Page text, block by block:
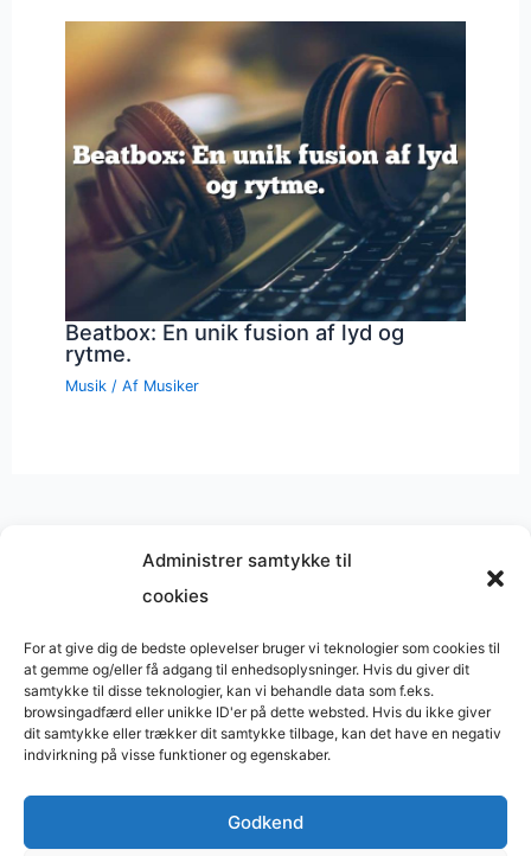
Administrer samtykke til
cookies
For at give dig de bedste oplevelser bruger vi teknologier som cookies til
at gemme og/eller få adgang til enhedsoplysninger. Hvis du giver dit
samtykke til disse teknologier, kan vi behandle data som f.eks.
browsingadfærd eller unikke ID'er på dette websted. Hvis du ikke giver
dit samtykke eller trækker dit samtykke tilbage, kan det have en negativ
indvirkning på visse funktioner og egenskaber.
Godkend
Beatbox: En unik fusion af lyd og
rytme.
Musik / Af Musiker
Musik på
Copyright © 2026 BasimWorld
Udviklet afWebbureau.dk
Bygget medWordPress
Restaurant